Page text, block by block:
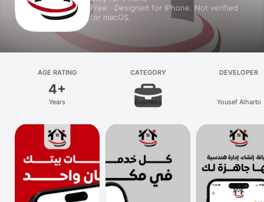
Apps
Platform
iPad
Vision
Watch
Free · Designed for iPhone. Not verified
for macOS.
AGE RATING
4+
Years
CATEGORY
Business
DEVELOPER
Yousef Alharbi